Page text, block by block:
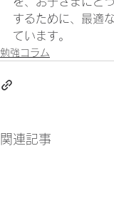
するために、最適
ています。
勉強コラム
関連記事